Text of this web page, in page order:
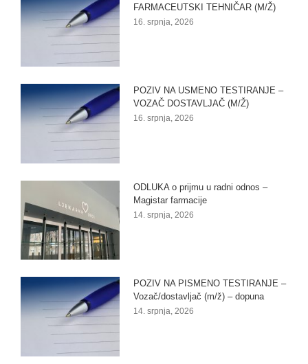
FARMACEUTSKI TEHNIČAR (M/Ž)
16. srpnja, 2026
POZIV NA USMENO TESTIRANJE –
VOZAČ DOSTAVLJAČ (M/Ž)
16. srpnja, 2026
ODLUKA o prijmu u radni odnos –
Magistar farmacije
14. srpnja, 2026
POZIV NA PISMENO TESTIRANJE –
Vozač/dostavljač (m/ž) – dopuna
14. srpnja, 2026